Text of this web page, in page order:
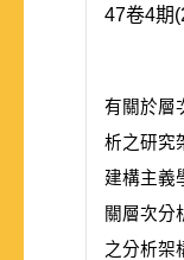
47卷4期
有關於層
析之研究
建構主義
關層次分
之分析架